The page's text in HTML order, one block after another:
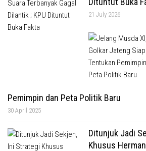
21 July 2026
Pemimpin dan Peta Politik Baru
30 April 2025
Ditunjuk Jadi
Khusus